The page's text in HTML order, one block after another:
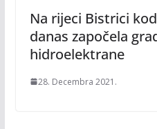
Na rijeci Bistrici
danas započela
hidroelektrane
28. Decembra 2021.